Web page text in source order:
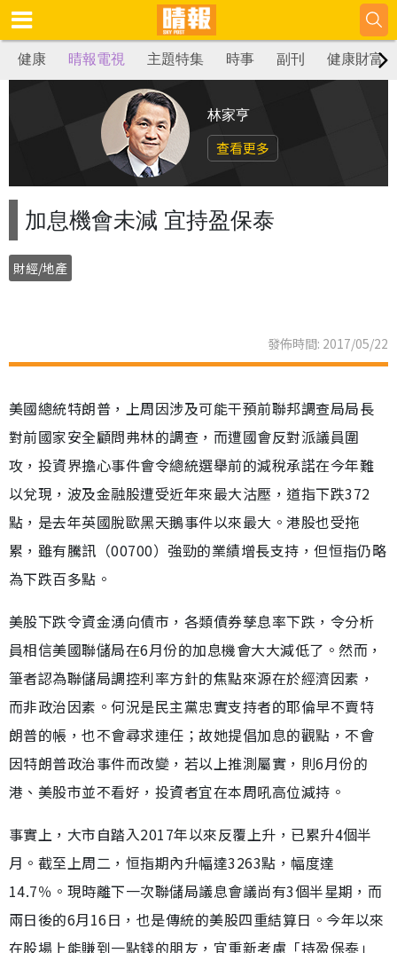
健康 晴報電視 主題特集 時事 副刊 健康財富
林家亨
查看更多
加息機會未減 宜持盈保泰
財經/地產
發佈時間: 2017/05/22
美國總統特朗普，上周因涉及可能干預前聯邦調查局局長
對前國家安全顧問弗林的調查，而遭國會反對派議員圍
攻，投資界擔心事件會令總統選舉前的減稅承諾在今年難
以兌現，波及金融股遭受近年來最大沽壓，道指下跌372
點，是去年英國脫歐黑天鵝事件以來最大。港股也受拖
累，雖有騰訊（00700）強勁的業績增長支持，但恒指仍略
為下跌百多點。
美股下跌令資金湧向債市，各類債券孳息率下跌，令分析
員相信美國聯儲局在6月份的加息機會大大減低了。然而，
筆者認為聯儲局調控利率方針的焦點來源在於經濟因素，
而非政治因素。何況是民主黨忠實支持者的耶倫早不賣特
朗普的帳，也不會尋求連任；故她提倡加息的觀點，不會
因特朗普政治事件而改變，若以上推測屬實，則6月份的
港、美股市並不看好，投資者宜在本周吼高位減持。
事實上，大市自踏入2017年以來反覆上升，已累升4個半
月。截至上周二，恒指期內升幅達3263點，幅度達
14.7％。現時離下一次聯儲局議息會議尚有3個半星期，而
兩日後的6月16日，也是傳統的美股四重結算日。今年以來
在股場上能賺到一點錢的朋友，宜重新考慮「持盈保泰」